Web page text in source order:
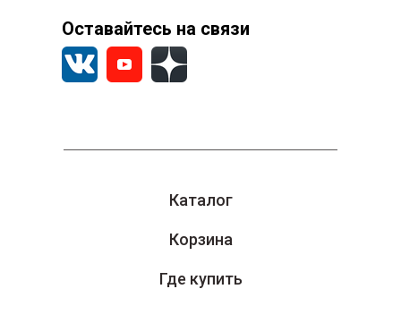
Каталог
Корзина
Где купить
Оставайтесь на связи